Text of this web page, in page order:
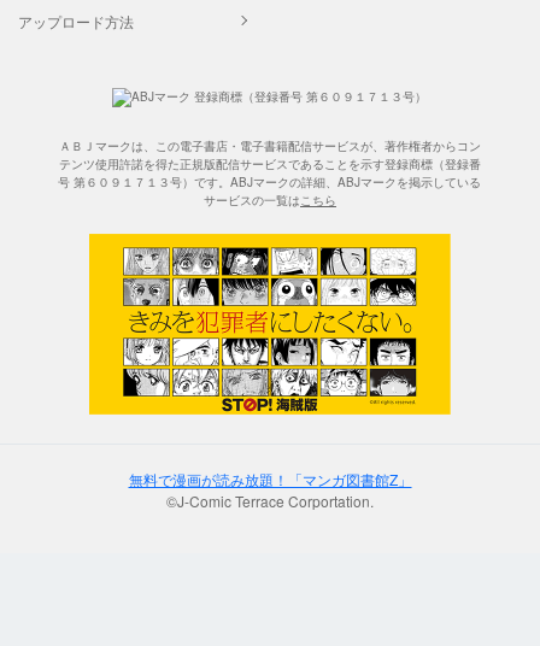
アップロード方法
ＡＢＪマークは、この電子書店・電子書籍配信サービスが、著作権者からコン
テンツ使用許諾を得た正規版配信サービスであることを示す登録商標（登録番
号 第６０９１７１３号）です。ABJマークの詳細、ABJマークを掲示している
サービスの一覧はこちら
無料で漫画が読み放題！「マンガ図書館Z」
©J-Comic Terrace Corportation.